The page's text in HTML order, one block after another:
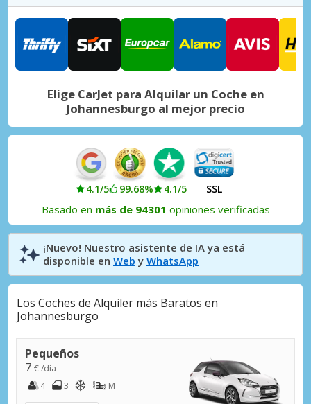
Elige CarJet para Alquilar un Coche en
Johannesburgo al mejor precio
4.1/5 99.68% 4.1/5 SSL
Basado en más de 94301 opiniones verificadas
¡Nuevo! Nuestro asistente de IA ya está
disponible en Web y WhatsApp
Los Coches de Alquiler más Baratos en
Johannesburgo
Pequeños
7 € /día
4
3 M